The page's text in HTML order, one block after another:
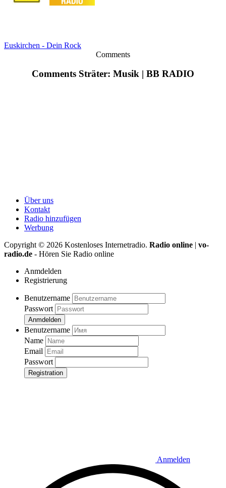
Euskirchen - Dein Rock
Comments
Comments Sträter: Musik | BB RADIO
Über uns
Kontakt
Radio hinzufügen
Werbung
Copyright © 2026 Kostenloses Internetradio. Radio online | vo-
radio.de - Hören Sie Radio online
Anmdelden
Registrierung
Benutzername
Passwort
Anmdelden
Benutzername
Name
Email
Passwort
Registration
Anmelden